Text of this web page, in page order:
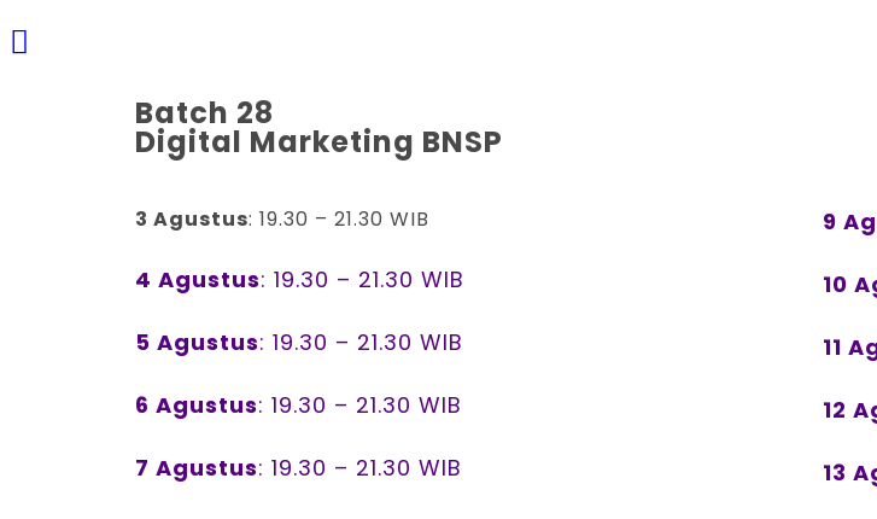
Batch 28
Digital Marketing BNSP
3 Agustus: 19.30 – 21.30 WIB
4 Agustus: 19.30 – 21.30 WIB
5 Agustus: 19.30 – 21.30 WIB
6 Agustus: 19.30 – 21.30 WIB
7 Agustus: 19.30 – 21.30 WIB
9
10
11
12
13